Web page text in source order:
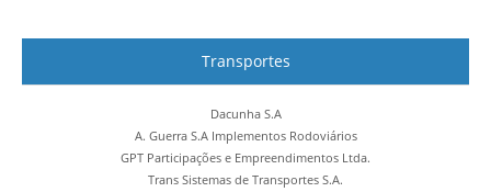
Transportes
Dacunha S.A
A. Guerra S.A Implementos Rodoviários
GPT Participações e Empreendimentos Ltda.
Trans Sistemas de Transportes S.A.